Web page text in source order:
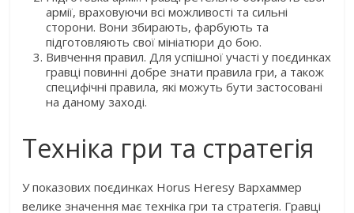
армії, враховуючи всі можливості та сильні
сторони. Вони збирають, фарбують та
підготовляють свої мініатюри до бою.
Вивчення правил. Для успішної участі у поєдинках
гравці повинні добре знати правила гри, а також
специфічні правила, які можуть бути застосовані
на даному заході.
Техніка гри та стратегія
У показових поєдинках Horus Heresy Вархаммер
велике значення має техніка гри та стратегія. Гравці